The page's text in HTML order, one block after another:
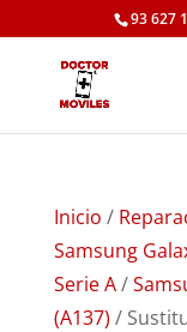
93 627
Inicio /
Samsung
Serie A/
(A137) /